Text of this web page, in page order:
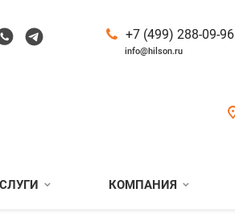
+7 (499) 288-09-96
info@hilson.ru
КОМПАНИЯ